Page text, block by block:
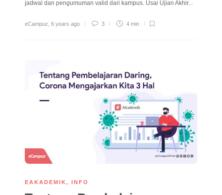
jadwal dan pengumuman valid dari kampus. Usai Ujian Akhir...
eCampuz 6 years ago 3 4 min
EAKADEMIK, INFO